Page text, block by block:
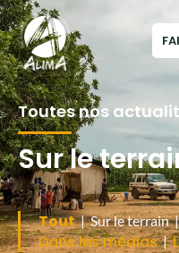
Toutes nos
Sur le
Tout| Sur le terrain
Dans les médias|